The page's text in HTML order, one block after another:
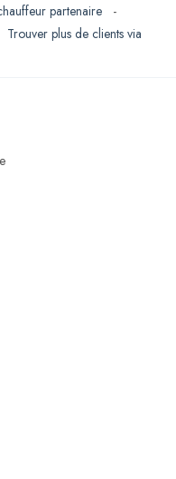
partenaire
-
Trouver plus de clients via